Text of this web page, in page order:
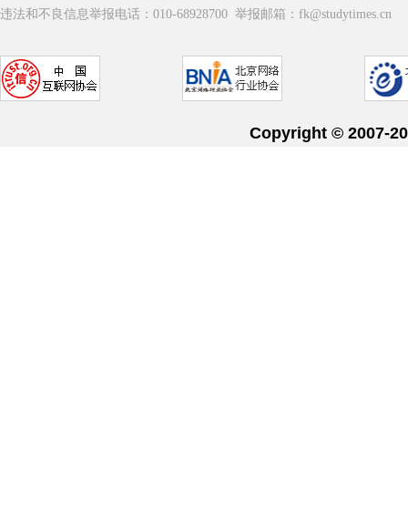
违法和不良信息举报电话：010-68928700 举报邮箱：fk@studytimes.cn
Copyright © 2007-